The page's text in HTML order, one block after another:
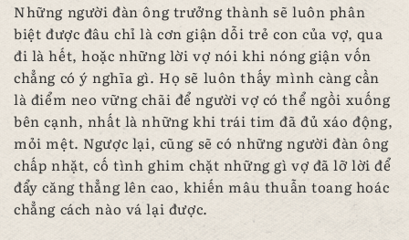
Những người đàn ông trưởng thành sẽ luôn phân
biệt được đâu chỉ là cơn giận dỗi trẻ con của vợ, qua
đi là hết, hoặc những lời vợ nói khi nóng giận vốn
chẳng có ý nghĩa gì. Họ sẽ luôn thấy mình càng cần
là điểm neo vững chãi để người vợ có thể ngồi xuống
bên cạnh, nhất là những khi trái tim đã đủ xáo động,
mỏi mệt. Ngược lại, cũng sẽ có những người đàn ông
chấp nhặt, cố tình ghim chặt những gì vợ đã lỡ lời để
đẩy căng thẳng lên cao, khiến mâu thuẫn toang hoác
chẳng cách nào vá lại được.